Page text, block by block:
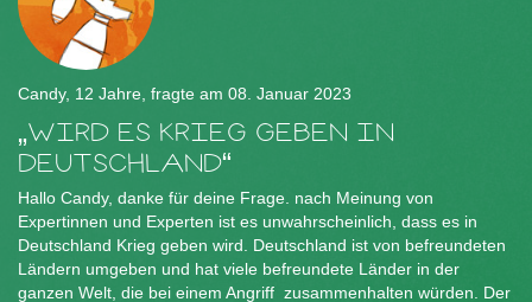
Candy, 12 Jahre, fragte am 08. Januar 2023
WIRD ES KRIEG GEBEN IN
DEUTSCHLAND
Hallo Candy, danke für deine Frage. nach Meinung von
Expertinnen und Experten ist es unwahrscheinlich, dass es in
Deutschland Krieg geben wird. Deutschland ist von befreundeten
Ländern umgeben und hat viele befreundete Länder in der
ganzen Welt, die bei einem Angriff zusammenhalten würden. Der